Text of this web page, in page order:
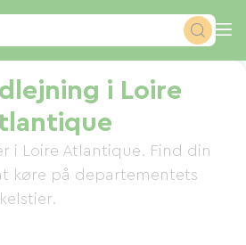
i Loire
i Loire Atlantique. Find din
køre på departementets